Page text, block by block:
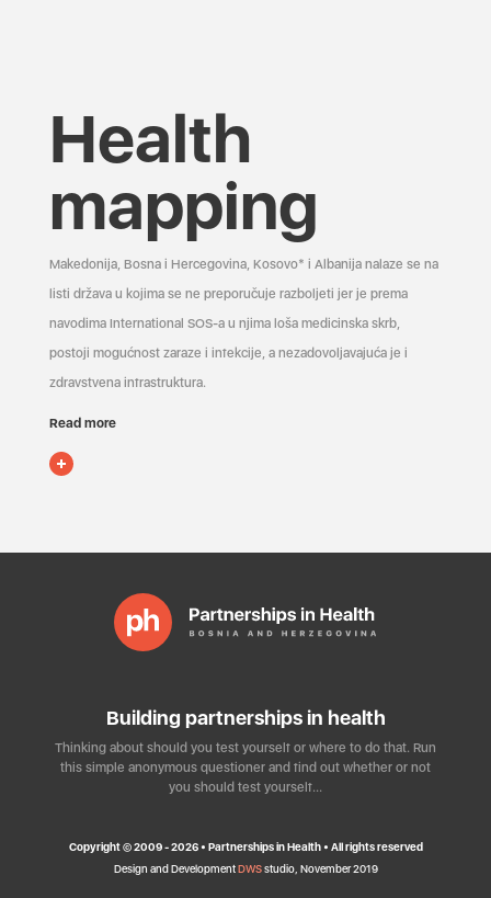
Health
mapping
Makedonija, Bosna i Hercegovina, Kosovo* i Albanija nalaze se na
listi država u kojima se ne preporučuje razboljeti jer je prema
navodima International SOS-a u njima loša medicinska skrb,
postoji mogućnost zaraze i infekcije, a nezadovoljavajuća je i
zdravstvena infrastruktura.
Read more
Building partnerships in health
Thinking about should you test yourself or where to do that. Run
this simple anonymous questioner and find out whether or not
you should test yourself…
Copyright © 2009 - 2026 • Partnerships in Health • All rights reserved
Design and DevelopmentDWSstudio, November 2019